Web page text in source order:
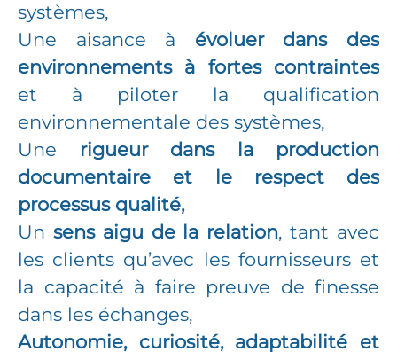
systèmes,
Une aisance à évoluer dans des
environnements à fortes contraintes
et à piloter la qualification
environnementale des systèmes,
Une rigueur dans la production
documentaire et le respect des
processus qualité,
Un sens aigu de la relation, tant avec
les clients qu’avec les fournisseurs et
la capacité à faire preuve de finesse
dans les échanges,
Autonomie, curiosité, adaptabilité et